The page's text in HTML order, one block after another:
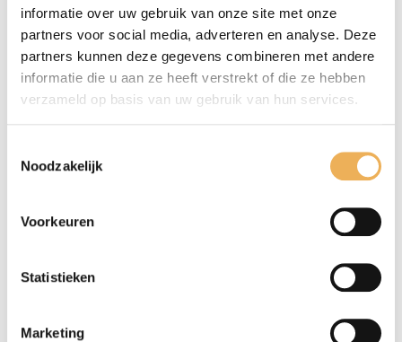
informatie over uw gebruik van onze site met onze
partners voor social media, adverteren en analyse. Deze
partners kunnen deze gegevens combineren met andere
informatie die u aan ze heeft verstrekt of die ze hebben
verzameld op basis van uw gebruik van hun services.
Noodzakelijk
Voorkeuren
Statistieken
Marketing
Je waardering*
Mijn naam, e-mail en site opslaan in